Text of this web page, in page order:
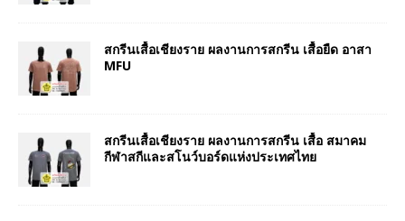
สกรีนเสื้อเชียงราย ผลงานการสกรีน เสื้อยืด อาสา
MFU
สกรีนเสื้อเชียงราย ผลงานการสกรีน เสื้อ สมาคม
กีฬาสกีและสโนว์บอร์ดแห่งประเทศไทย